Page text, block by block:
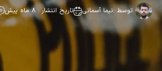
توسط :نیما آسمانی تاریخ انتشار : 8 ماه پیش